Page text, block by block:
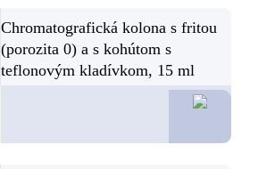
Chromatografická kolona s fritou
(porozita 0) a s kohútom s
teflonovým kladívkom, 15 ml